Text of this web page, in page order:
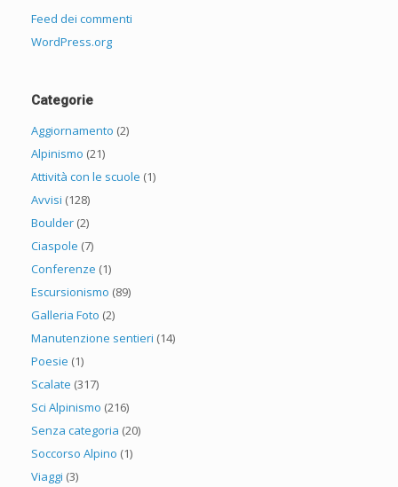
Feed dei commenti
WordPress.org
Categorie
Aggiornamento (2)
Alpinismo (21)
Attività con le scuole (1)
Avvisi (128)
Boulder (2)
Ciaspole (7)
Conferenze (1)
Escursionismo (89)
Galleria Foto (2)
Manutenzione sentieri (14)
Poesie (1)
Scalate (317)
Sci Alpinismo (216)
Senza categoria (20)
Soccorso Alpino (1)
Viaggi (3)